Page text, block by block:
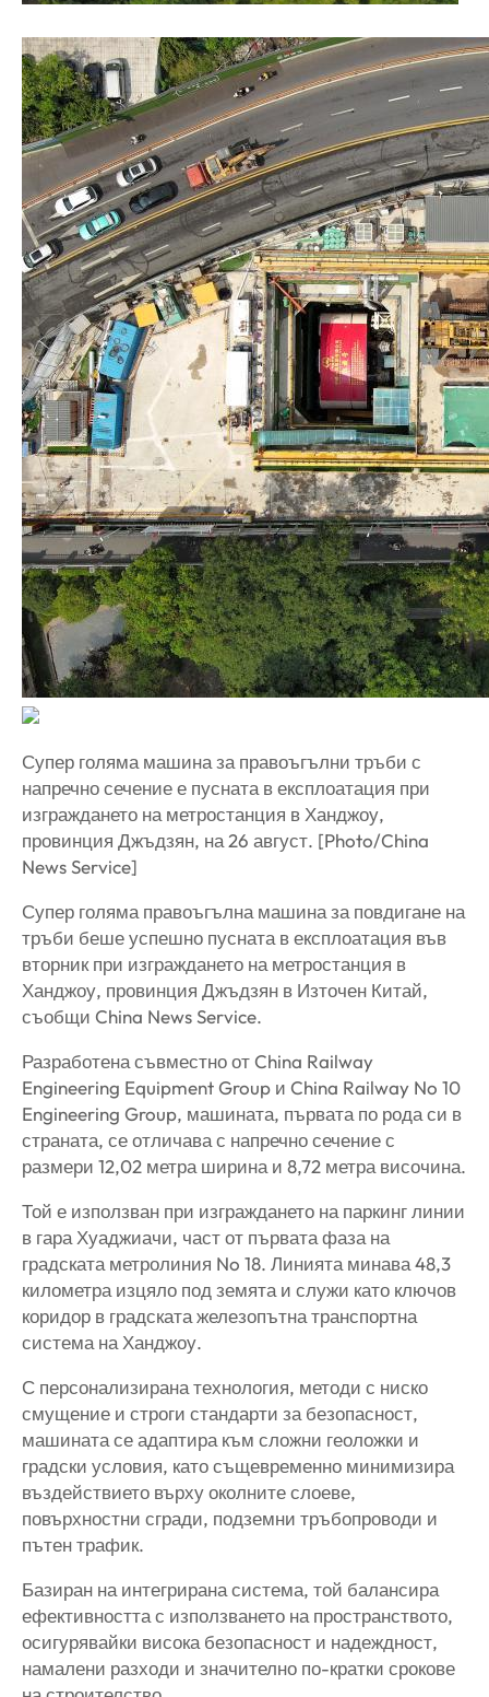
Супер голяма машина за правоъгълни тръби с
напречно сечение е пусната в експлоатация при
изграждането на метростанция в Ханджоу,
провинция Джъдзян, на 26 август. [Photo/China
News Service]
Супер голяма правоъгълна машина за повдигане на
тръби беше успешно пусната в експлоатация във
вторник при изграждането на метростанция в
Ханджоу, провинция Джъдзян в Източен Китай,
съобщи China News Service.
Разработена съвместно от China Railway
Engineering Equipment Group и China Railway No 10
Engineering Group, машината, първата по рода си в
страната, се отличава с напречно сечение с
размери 12,02 метра ширина и 8,72 метра височина.
Той е използван при изграждането на паркинг линии
в гара Хуаджиачи, част от първата фаза на
градската метролиния No 18. Линията минава 48,3
километра изцяло под земята и служи като ключов
коридор в градската железопътна транспортна
система на Ханджоу.
С персонализирана технология, методи с ниско
смущение и строги стандарти за безопасност,
машината се адаптира към сложни геоложки и
градски условия, като същевременно минимизира
въздействието върху околните слоеве,
повърхностни сгради, подземни тръбопроводи и
пътен трафик.
Базиран на интегрирана система, той балансира
ефективността с използването на пространството,
осигурявайки висока безопасност и надеждност,
намалени разходи и значително по-кратки срокове